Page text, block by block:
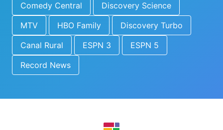
Comedy Central
Discovery Science
MTV
HBO Family
Discovery Turbo
Canal Rural
ESPN 3
ESPN 5
Record News